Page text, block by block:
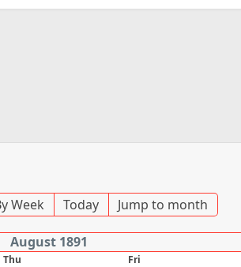
Week Today Jump to month
August 1891
Thu
Fri